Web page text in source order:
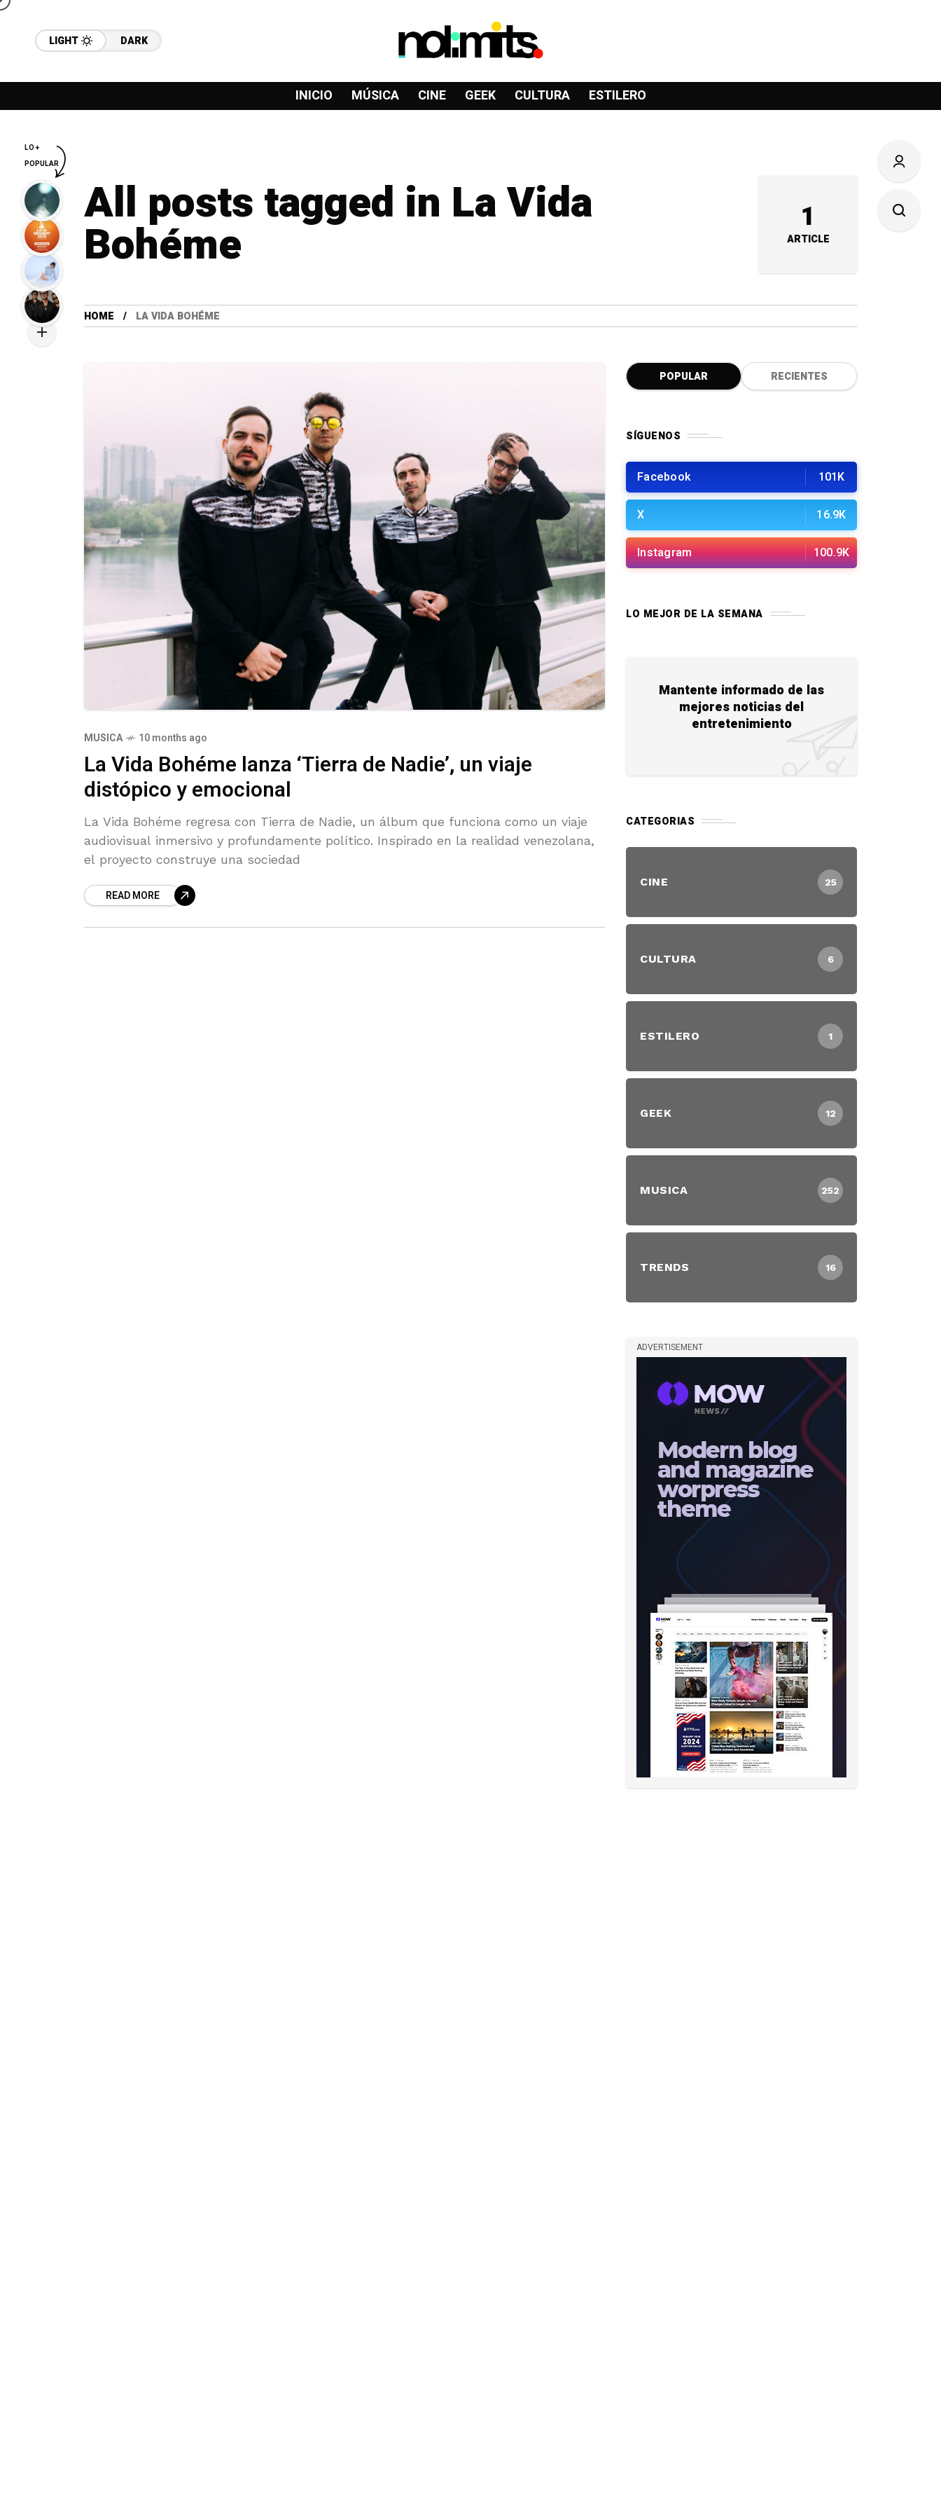
LIGHT DARK
INICIO MÚSICA CINE GEEK CULTURA ESTILERO
All posts tagged in La Vida
Bohéme 1
ARTICLE
HOME LA VIDA BOHÉME
MUSICA 10 months ago
La Vida Bohéme lanza ‘Tierra de Nadie’, un viaje
distópico y emocional
La Vida Bohéme regresa con Tierra de Nadie, un álbum que funciona como un viaje
audiovisual inmersivo y profundamente político. Inspirado en la realidad venezolana,
el proyecto construye una sociedad
READ MORE
POPULAR RECIENTES
SÍGUENOS
Facebook 101K
X 16.9K
Instagram 100.9K
LO MEJOR DE LA SEMANA
Mantente informado de las
mejores noticias del
entretenimiento
CATEGORIAS
CINE 25
CULTURA 6
ESTILERO 1
GEEK 12
MUSICA 252
TRENDS 16
ADVERTISEMENT
LO +
POPULAR